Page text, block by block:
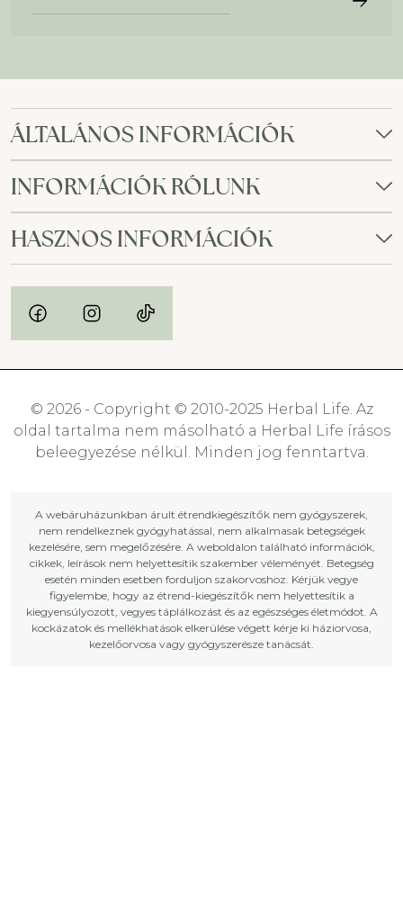
ÁLTALÁNOS INFORMÁCIÓK
INFORMÁCIÓK RÓLUNK
HASZNOS INFORMÁCIÓK
© 2026 - Copyright © 2010-2025 Herbal Life. Az
oldal tartalma nem másolható a Herbal Life írásos
beleegyezése nélkül. Minden jog fenntartva.
A webáruházunkban árult étrendkiegészítők nem gyógyszerek,
nem rendelkeznek gyógyhatással, nem alkalmasak betegségek
kezelésére, sem megelőzésére. A weboldalon található információk,
cikkek, leírások nem helyettesítik szakember véleményét. Betegség
esetén minden esetben forduljon szakorvoshoz. Kérjük vegye
figyelembe, hogy az étrend-kiegészítők nem helyettesítik a
kiegyensúlyozott, vegyes táplálkozást és az egészséges életmódot. A
kockázatok és mellékhatások elkerülése végett kérje ki háziorvosa,
kezelőorvosa vagy gyógyszerésze tanácsát.